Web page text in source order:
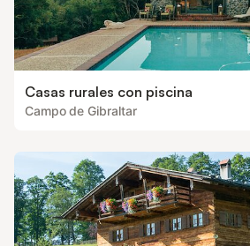
Casas rurales con piscina
Campo de Gibraltar